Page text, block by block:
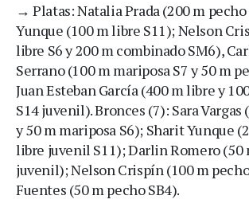
→ Platas: Natalia Prada (200 m
Yunque (100 m libre S11); Nelson
libre S6 y 200 m combinado SM6),
Serrano (100 m mariposa S7 y 50 m
Juan Esteban García (400 m libre y
S14 juvenil). Bronces (7): Sara Vargas
y 50 m mariposa S6); Sharit Yunque
libre juvenil S11); Darlin Romero (50
juvenil); Nelson Crispín (100 m
Fuentes (50 m pecho SB4).